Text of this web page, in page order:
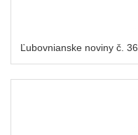
Ľubovnianske noviny č. 36